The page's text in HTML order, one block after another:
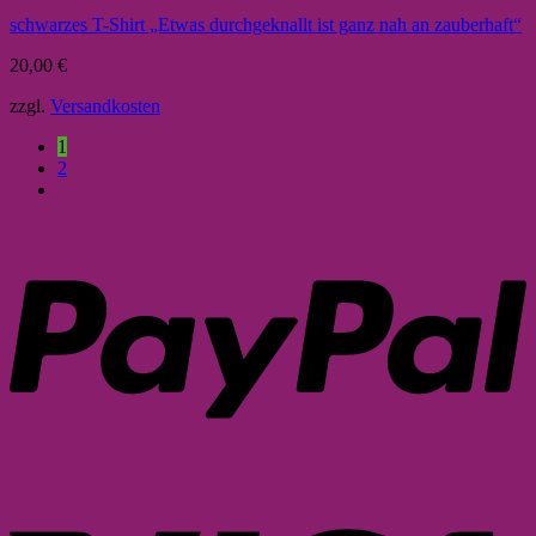
schwarzes T-Shirt „Etwas durchgeknallt ist ganz nah an zauberhaft“
20,00 €
zzgl. Versandkosten
1
2